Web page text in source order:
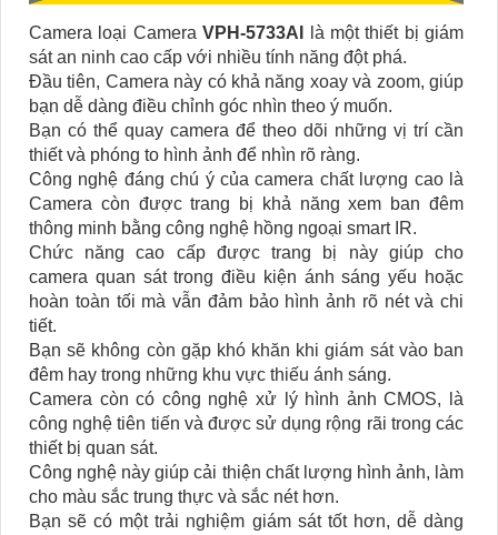
Camera loại CameraVPH-5733AI
là một thiết bị giám
sát an ninh cao cấp với nhiều tính năng đột phá.
Đầu tiên, Camera này có khả năng xoay và zoom, giúp
bạn dễ dàng điều chỉnh góc nhìn theo ý muốn.
Bạn có thể quay camera để theo dõi những vị trí cần
thiết và phóng to hình ảnh để nhìn rõ ràng.
Công nghệ đáng chú ý của camera chất lượng cao là
Camera còn được trang bị khả năng xem ban đêm
thông minh bằng công nghệ hồng ngoại smart IR.
Chức năng cao cấp được trang bị này giúp cho
camera quan sát trong điều kiện ánh sáng yếu hoặc
hoàn toàn tối mà vẫn đảm bảo hình ảnh rõ nét và chi
tiết.
Bạn sẽ không còn gặp khó khăn khi giám sát vào ban
đêm hay trong những khu vực thiếu ánh sáng.
Camera còn có công nghệ xử lý hình ảnh CMOS, là
công nghệ tiên tiến và được sử dụng rộng rãi trong các
thiết bị quan sát.
Công nghệ này giúp cải thiện chất lượng hình ảnh, làm
cho màu sắc trung thực và sắc nét hơn.
Bạn sẽ có một trải nghiệm giám sát tốt hơn, dễ dàng